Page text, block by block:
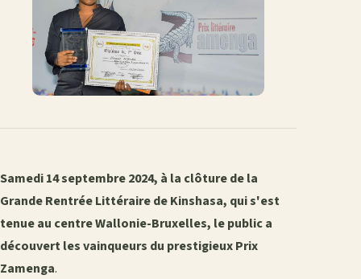
Samedi 14 septembre 2024, à la clôture de la
Grande Rentrée Littéraire de Kinshasa, qui s'est
tenue au centre Wallonie-Bruxelles, le public a
découvert les vainqueurs du prestigieux Prix
Zamenga.